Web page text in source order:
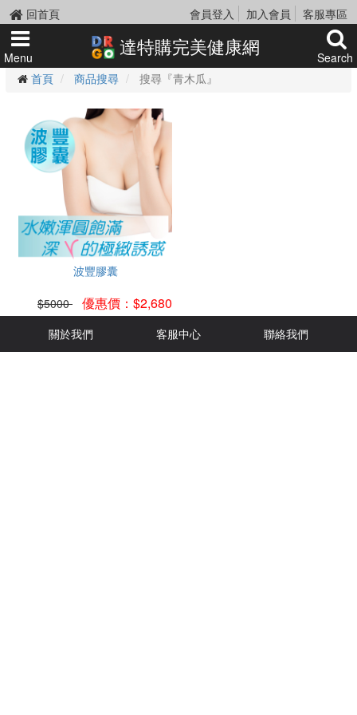
回首頁 會員登入 加入會員 客服專區
Menu 達特購完美健康網
Search
首頁
商品搜尋 搜尋『青木瓜』
波豐膠囊
$5000 優惠價：$2,680
關於我們 客服中心 聯絡我們